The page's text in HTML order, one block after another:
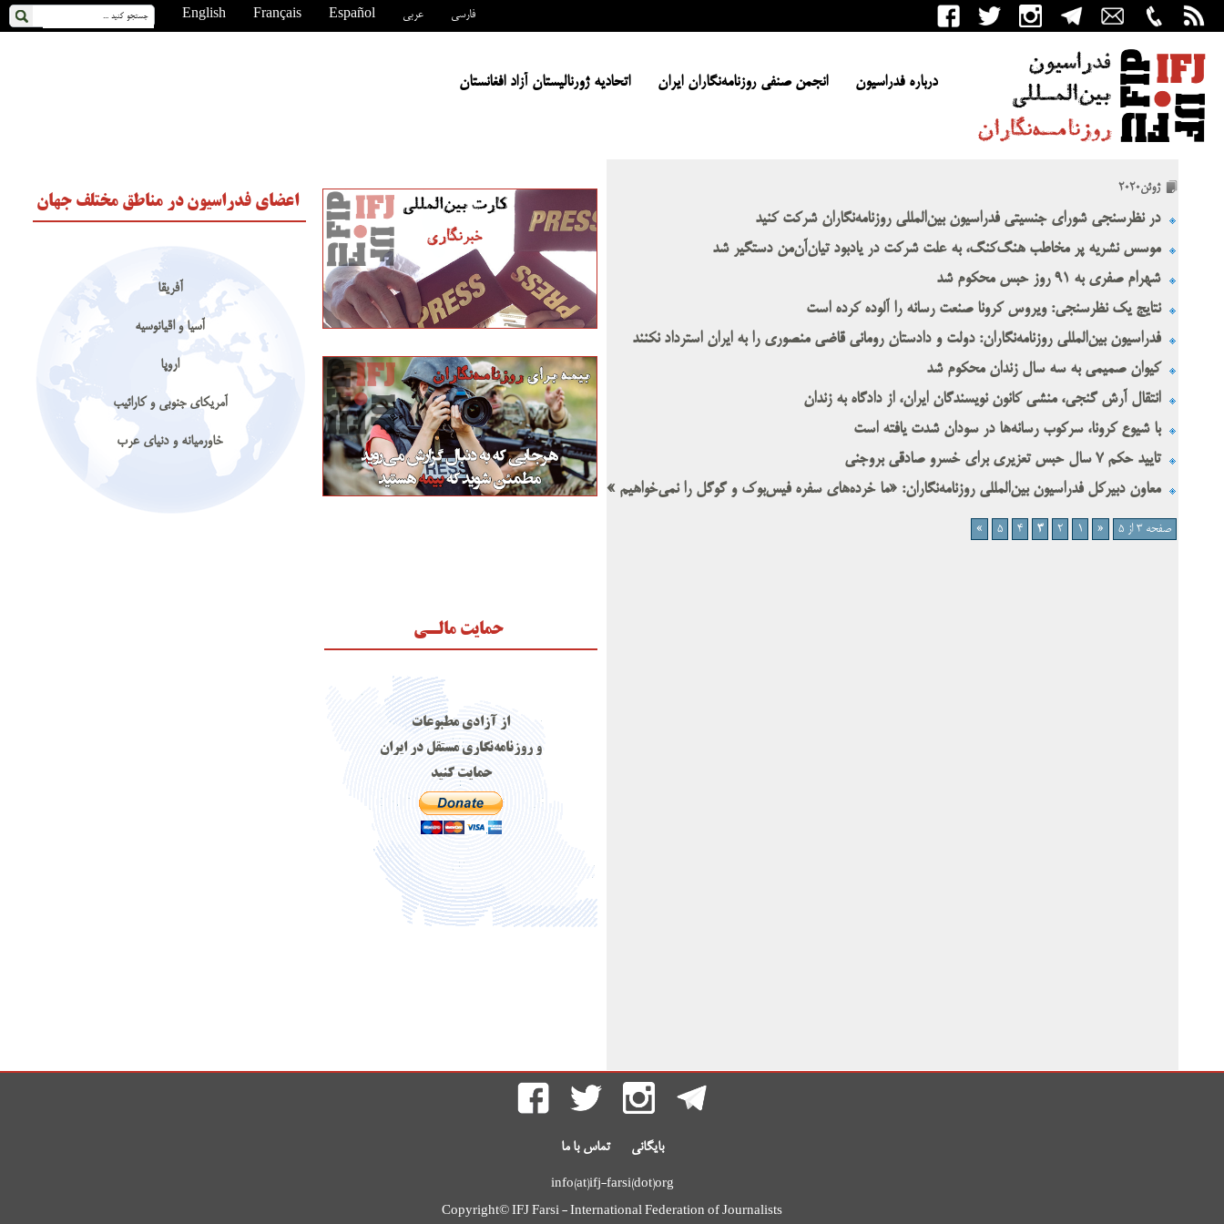
English Français Español عربی فارسی
درباره فدراسیون انجمن صنفی روزنامه‌نگاران ایران اتحادیه ژورنالیستان آزاد افغانستان
ژوئن2020
در نظرسنجی شورای جنسیتی فدراسیون بین‌المللی روزنامه‌نگاران شرکت کنید
موسس نشریه پر مخاطب هنگ‌کنگ، به علت شرکت در یادبود تیان‌آن‌من دستگیر شد
شهرام صفری به ۹۱ روز حبس محکوم شد
نتایج یک نظرسنجی:‌ ویروس کرونا صنعت رسانه را آلوده کرده است
فدراسیون بین‌المللی روزنامه‌نگاران: دولت و دادستان رومانی قاضی منصوری را به ایران استرداد نکنند
کیوان صمیمی به سه سال زندان محکوم شد
انتقال آرش گنجی، منشی کانون نویسندگان ایران، ‌از دادگاه به زندان
با شیوع کرونا، سرکوب رسانه‌ها در سودان شدت یافته است
تایید حکم ۷ سال حبس تعزیری برای خسرو صادقی بروجنی
معاون دبیرکل فدراسیون بین‌المللی روزنامه‌نگاران: «ما خرده‌های سفره فیس‌بوک و گوگل را نمی‌خواهیم »
صفحه 3 از 5 «
1
2
3
4
5
»
اعضای فدراسیون در مناطق مختلف جهان
آفریقا
آسیا و اقیانوسیه
اروپا
آمریکای جنوبی و کارائیب
خاورمیانه و دنیای عرب
حمایت مالـی
از آزادی مطبوعات
و روزنامه‌نگاری مستقل در ایران
حمایت کنید
بایگانی تماس با ما
info(at)ifj-farsi(dot)org
Copyright© IFJ Farsi - International Federation of Journalists